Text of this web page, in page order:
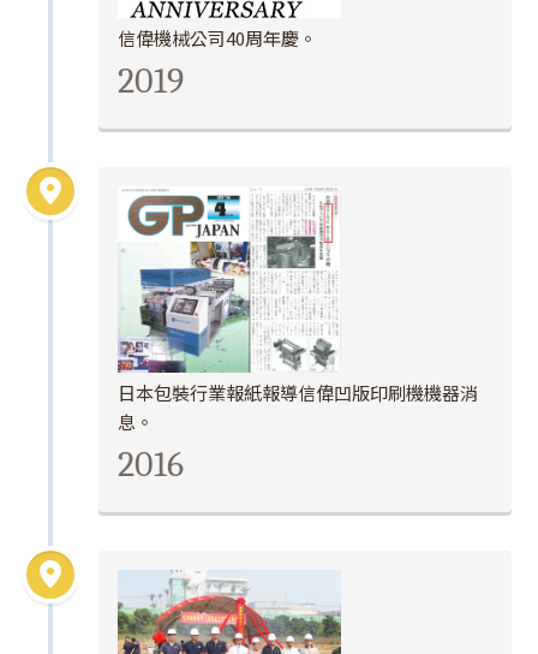
信偉機械公司40周年慶。
2019
日本包裝行業報紙報導信偉凹版印刷機機器消
息。
2016